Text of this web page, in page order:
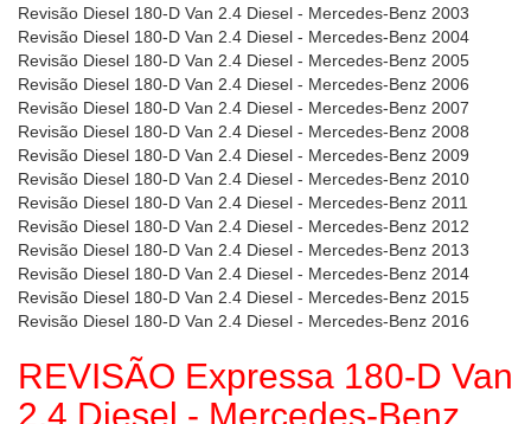
Revisão Diesel 180-D Van 2.4 Diesel - Mercedes-Benz 2003
Revisão Diesel 180-D Van 2.4 Diesel - Mercedes-Benz 2004
Revisão Diesel 180-D Van 2.4 Diesel - Mercedes-Benz 2005
Revisão Diesel 180-D Van 2.4 Diesel - Mercedes-Benz 2006
Revisão Diesel 180-D Van 2.4 Diesel - Mercedes-Benz 2007
Revisão Diesel 180-D Van 2.4 Diesel - Mercedes-Benz 2008
Revisão Diesel 180-D Van 2.4 Diesel - Mercedes-Benz 2009
Revisão Diesel 180-D Van 2.4 Diesel - Mercedes-Benz 2010
Revisão Diesel 180-D Van 2.4 Diesel - Mercedes-Benz 2011
Revisão Diesel 180-D Van 2.4 Diesel - Mercedes-Benz 2012
Revisão Diesel 180-D Van 2.4 Diesel - Mercedes-Benz 2013
Revisão Diesel 180-D Van 2.4 Diesel - Mercedes-Benz 2014
Revisão Diesel 180-D Van 2.4 Diesel - Mercedes-Benz 2015
Revisão Diesel 180-D Van 2.4 Diesel - Mercedes-Benz 2016
REVISÃO Expressa 180-D Van
2.4 Diesel - Mercedes-Benz